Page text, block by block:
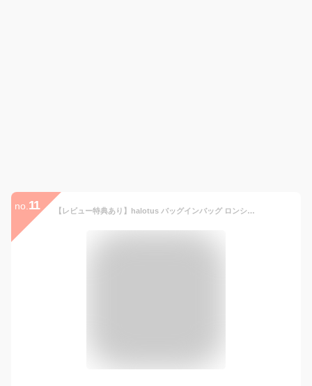
no. 11 【レビュー特典あり】halotus バッグインバッグ ロンシャンLONGCHAMPバッグインバッグ 水筒 ポケット付き 自立バッグインバッグ 軽い整理 縦型小さめ整理 ショルダーバッグインバッグフェルトバックインバック